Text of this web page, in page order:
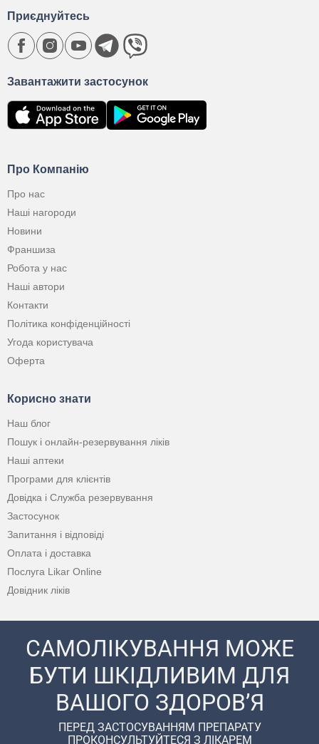
Про Компанію
Про нас
Наші нагороди
Новини
Франшиза
Робота у нас
Наші автори
Контакти
Політика конфіденційності
Угода користувача
Оферта
Корисно знати
Наш блог
Пошук і онлайн-резервування ліків
Наші аптеки
Програми для клієнтів
Довідка і Служба резервування
Застосунок
Запитання і відповіді
Оплата і доставка
Послуга Likar Online
Довідник ліків
Завантажити застосунок
Приєднуйтесь
САМОЛІКУВАННЯ МОЖЕ
БУТИ ШКІДЛИВИМ ДЛЯ
ВАШОГО ЗДОРОВ’Я
ПЕРЕД ЗАСТОСУВАННЯМ ПРЕПАРАТУ
ПРОКОНСУЛЬТУЙТЕСЯ З ЛІКАРЕМ